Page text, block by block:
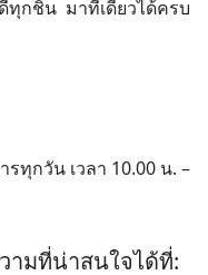
กชิ้น มาที่เดียวได้ครบ
ทุกวัน เวลา 10.00 น. –
ามที่น่าสนใจได้ที่: